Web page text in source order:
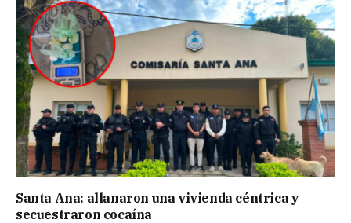
Santa Ana: allanaron una vivienda céntrica y
secuestraron cocaína